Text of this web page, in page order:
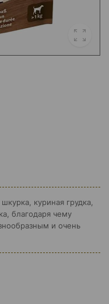
куриная грудка,
благодаря чему
и очень